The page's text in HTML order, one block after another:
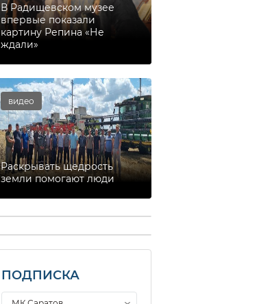
В Радищевском музее
впервые показали
картину Репина «Не
ждали»
видео
Раскрывать щедрость
земли помогают люди
ПОДПИСКА